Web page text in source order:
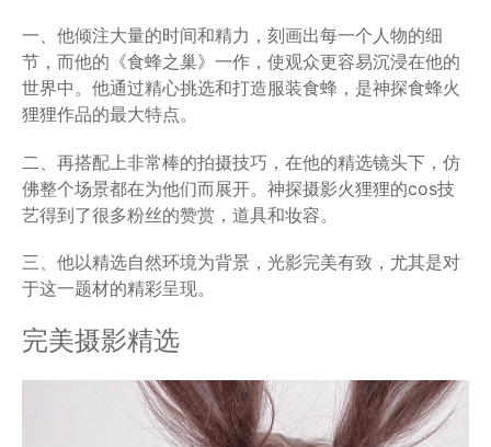
一、他倾注大量的时间和精力，刻画出每一个人物的细
节，而他的《食蜂之巢》一作，使观众更容易沉浸在他的
世界中。他通过精心挑选和打造服装食蜂，是神探食蜂火
狸狸作品的最大特点。
二、再搭配上非常棒的拍摄技巧，在他的精选镜头下，仿
佛整个场景都在为他们而展开。神探摄影火狸狸的cos技
艺得到了很多粉丝的赞赏，道具和妆容。
三、他以精选自然环境为背景，光影完美有致，尤其是对
于这一题材的精彩呈现。
完美摄影精选